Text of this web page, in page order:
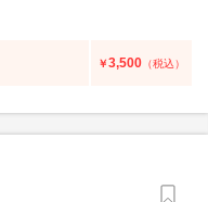
￥3,500 （税込）